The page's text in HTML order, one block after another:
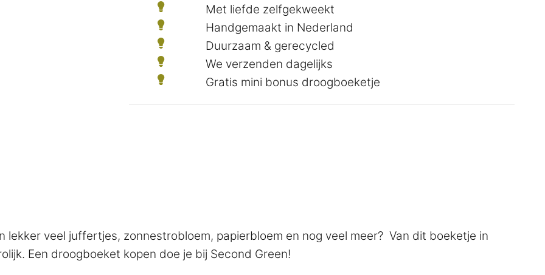
Met liefde zelfgekweekt
Handgemaakt in Nederland
Duurzaam & gerecycled
We verzenden dagelijks
Gratis mini bonus droogboeketje
lekker veel juffertjes, zonnestrobloem, papierbloem en nog veel meer? Van dit boeketje in
Een droogboeket kopen doe je bij Second Green!